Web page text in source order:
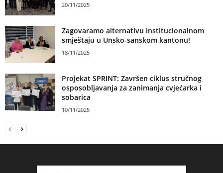
20/11/2025
Zagovaramo alternativu institucionalnom
smještaju u Unsko-sanskom kantonu!
18/11/2025
Projekat SPRINT: Završen ciklus stručnog
osposobljavanja za zanimanja cvjećarka i
sobarica
10/11/2025